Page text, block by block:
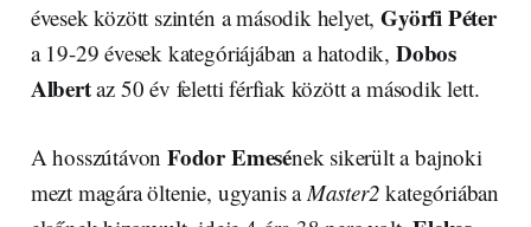
évesek között szintén a második helyet,Györfi Péter
a 19-29 évesek kategóriájában a hatodik, Dobos
Albertaz 50 év feletti férfiak között a második lett.
A hosszútávonFodor Emesének sikerült a bajnoki
mezt magára öltenie, ugyanis aMaster2 kategóriában